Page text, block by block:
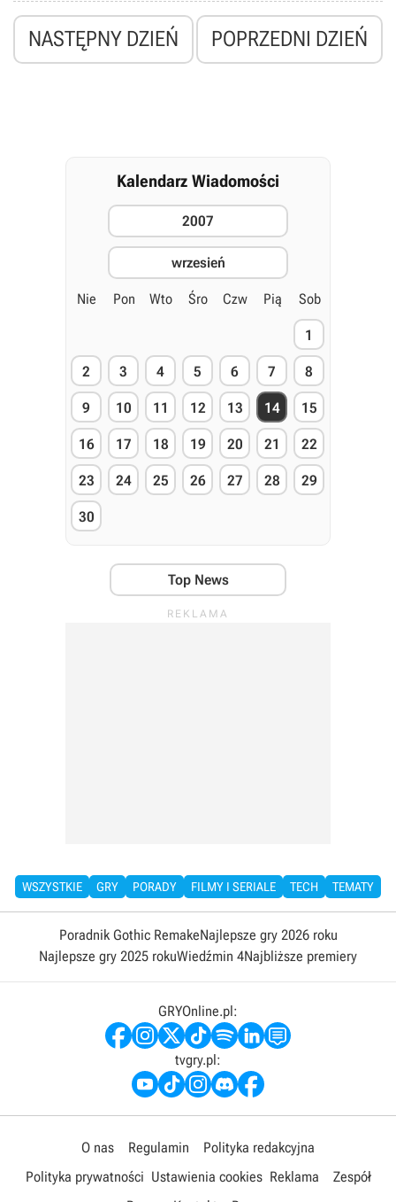
aż o 324 miliony więcej niż w analogicznym okresie roku ubiegłego.
NASTĘPNY DZIEŃ POPRZEDNI DZIEŃ
Kalendarz Wiadomości
2007
wrzesień
Nie Pon Wto Śro Czw Pią Sob
1
2 3 4 5 6 7 8
9 10 11 12 13 14 15
16 17 18 19 20 21 22
23 24 25 26 27 28 29
30
Top News
WSZYSTKIE GRY PORADY FILMY I SERIALE TECH TEMATY
Poradnik Gothic RemakeNajlepsze gry 2026 roku
Najlepsze gry 2025 rokuWiedźmin 4Najbliższe premiery
GRYOnline.pl:
tvgry.pl:
O nas Regulamin
Polityka redakcyjna
Polityka prywatności Ustawienia cookies Reklama
Zespół